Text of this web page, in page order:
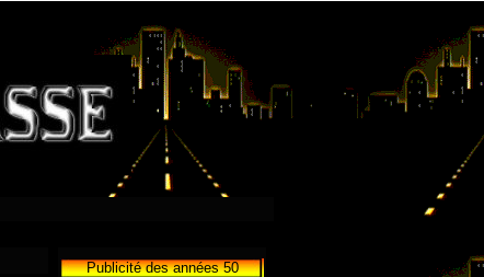
Publicité des années 50